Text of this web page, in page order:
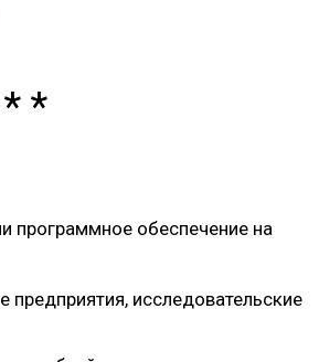
программное обеспечение на
предприятия, исследовательские